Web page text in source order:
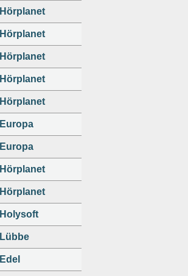
Hörplanet
Hörplanet
Hörplanet
Hörplanet
Hörplanet
Europa
Europa
Hörplanet
Hörplanet
Holysoft
Lübbe
Edel